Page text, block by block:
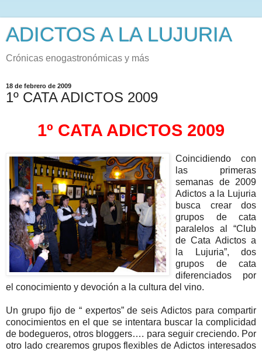
ADICTOS A LA LUJURIA
Crónicas enogastronómicas y más
18 de febrero de 2009
1º CATA ADICTOS 2009
1º CATA ADICTOS 2009
Coincidiendo con
las primeras
semanas de 2009
Adictos a la Lujuria
busca crear dos
grupos de cata
paralelos al “Club
de Cata Adictos a
la Lujuria”, dos
grupos de cata
diferenciados por
el conocimiento y devoción a la cultura del vino.
Un grupo fijo de “ expertos” de seis Adictos para compartir
conocimientos en el que se intentara buscar la complicidad
de bodegueros, otros bloggers…. para seguir creciendo. Por
otro lado crearemos grupos flexibles de Adictos interesados